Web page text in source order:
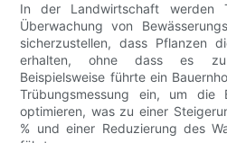
In der Landwirtschaft werden
Überwachung von
sicherzustellen, dass Pflanzen
erhalten, ohne dass es zu
Beispielsweise führte ein
Trübungsmessung ein, um die
optimieren, was zu einer
% und einer Reduzierung des